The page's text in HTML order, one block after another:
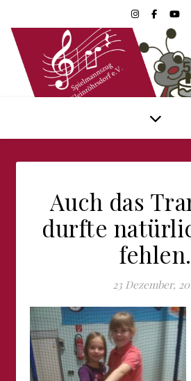
Auch das
durfte
fehlen.
23 Dezember,